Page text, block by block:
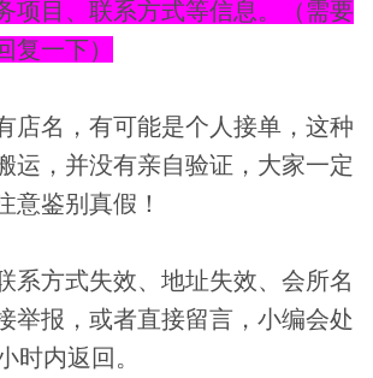
项目、联系方式等信息。（需要
复一下）
店名，有可能是个人接单，这种
运，并没有亲自验证，大家一定
意鉴别真假！
系方式失效、地址失效、会所名
举报，或者直接留言，小编会处
时内返回。